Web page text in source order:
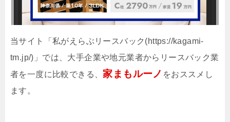
当サイト「私がえらぶリースバック(https://kagami-
tm.jp/)」では、大手企業や地元業者からリースバック業
者を一度に比較できる、家まもルーノ をおススメし
ます。